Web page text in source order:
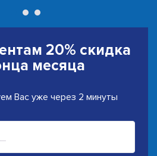
20% скидка
месяца
Вас уже через 2 минуты